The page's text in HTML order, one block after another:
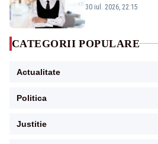
Bolojan”
30 iul. 2026, 22:15
CATEGORII POPULARE
Actualitate
Politica
Justitie